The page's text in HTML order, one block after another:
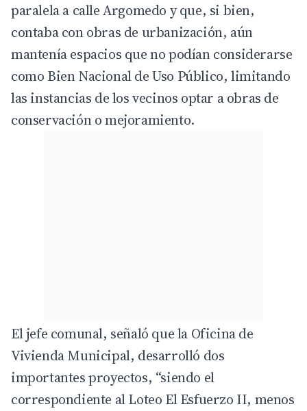
paralela a calle Argomedo y que, si bien,
contaba con obras de urbanización, aún
mantenía espacios que no podían considerarse
como Bien Nacional de Uso Público, limitando
las instancias de los vecinos optar a obras de
conservación o mejoramiento.
El jefe comunal, señaló que la Oficina de
Vivienda Municipal, desarrolló dos
importantes proyectos, “siendo el
correspondiente al Loteo El Esfuerzo II, menos